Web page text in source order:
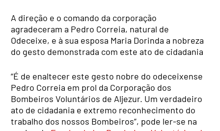
A direção e o comando da corporação
agradeceram a Pedro Correia, natural de
Odeceixe, e à sua esposa Maria Dorinda a nobreza
do gesto demonstrada com este ato de cidadania
“É de enaltecer este gesto nobre do odeceixense
Pedro Correia em prol da Corporação dos
Bombeiros Voluntários de Aljezur. Um verdadeiro
ato de cidadania e extremo reconhecimento do
trabalho dos nossos Bombeiros”, pode ler-se na